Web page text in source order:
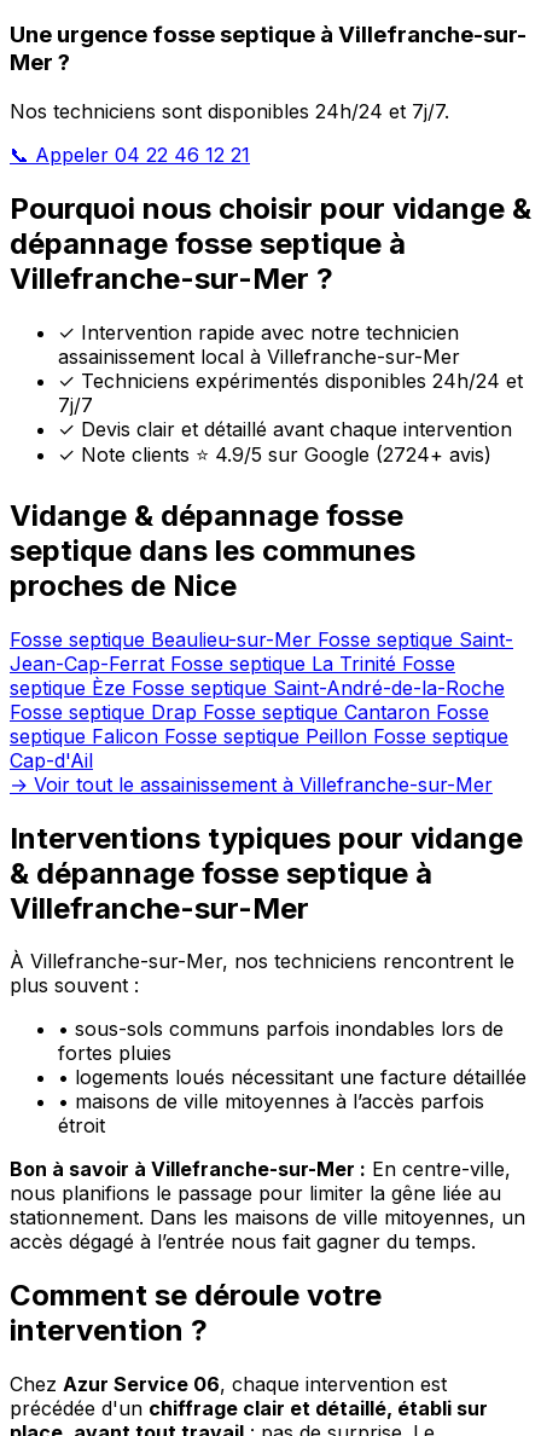
Une urgence fosse septique à Villefranche-sur-
Mer ?
Nos techniciens sont disponibles 24h/24 et 7j/7.
📞 Appeler 04 22 46 12 21
Pourquoi nous choisir pour vidange &
dépannage fosse septique à
Villefranche-sur-Mer ?
✓ Intervention rapide avec notre technicien
assainissement local à Villefranche-sur-Mer
✓ Techniciens expérimentés disponibles 24h/24 et
7j/7
✓ Devis clair et détaillé avant chaque intervention
✓ Note clients ⭐ 4.9/5 sur Google (2724+ avis)
Vidange & dépannage fosse
septique dans les communes
proches de Nice
Fosse septique Beaulieu-sur-Mer Fosse septique Saint-
Jean-Cap-Ferrat Fosse septique La Trinité Fosse
septique Èze Fosse septique Saint-André-de-la-Roche
Fosse septique Drap Fosse septique Cantaron Fosse
septique Falicon Fosse septique Peillon Fosse septique
Cap-d'Ail
→ Voir tout le assainissement à Villefranche-sur-Mer
Interventions typiques pour vidange
& dépannage fosse septique à
Villefranche-sur-Mer
À Villefranche-sur-Mer, nos techniciens rencontrent le
plus souvent :
• sous-sols communs parfois inondables lors de
fortes pluies
• logements loués nécessitant une facture détaillée
• maisons de ville mitoyennes à l’accès parfois
étroit
Bon à savoir à Villefranche-sur-Mer : En centre-ville,
nous planifions le passage pour limiter la gêne liée au
stationnement. Dans les maisons de ville mitoyennes, un
accès dégagé à l’entrée nous fait gagner du temps.
Comment se déroule votre
intervention ?
Chez Azur Service 06, chaque intervention est
précédée d'un chiffrage clair et détaillé, établi sur